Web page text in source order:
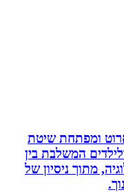
ומפתחת שיטת
המשלבת בין
ניסיון של